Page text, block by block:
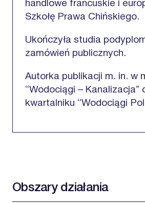
handlowe francuskie i
Szkołę Prawa Chińskiego.
Ukończyła studia
zamówień publicznych.
Autorka publikacji m. in. w
“Wodociągi – Kanalizacja”
kwartalniku “Wodociągi
Obszary działania